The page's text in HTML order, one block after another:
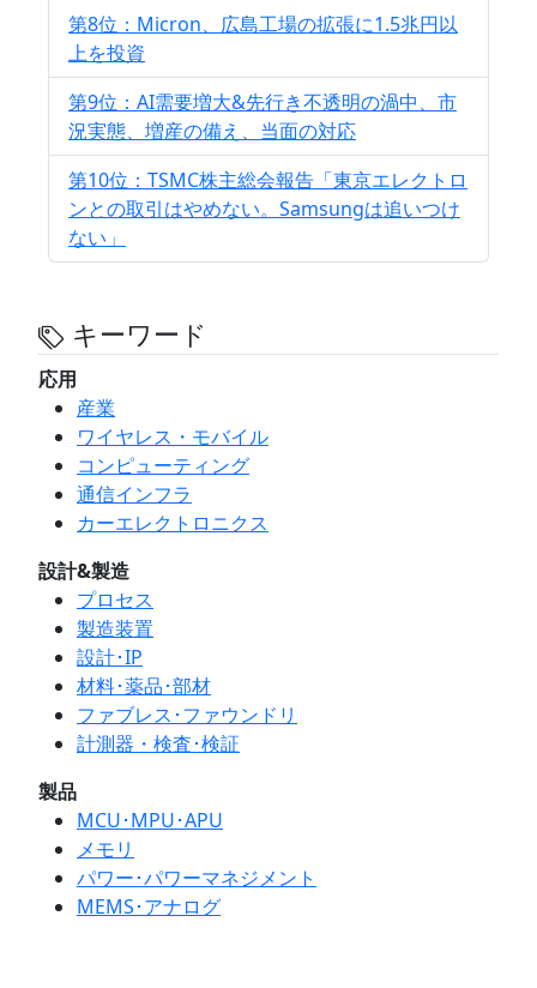
第8位：Micron、広島工場の拡張に1.5兆円以
上を投資
第9位：AI需要増大&先行き不透明の渦中、市
況実態、増産の備え、当面の対応
第10位：TSMC株主総会報告「東京エレクトロ
ンとの取引はやめない。Samsungは追いつけ
ない」
キーワード
応用
産業
ワイヤレス・モバイル
コンピューティング
通信インフラ
カーエレクトロニクス
設計&製造
プロセス
製造装置
設計･IP
材料･薬品･部材
ファブレス･ファウンドリ
計測器・検査･検証
製品
MCU･MPU･APU
メモリ
パワー･パワーマネジメント
MEMS･アナログ